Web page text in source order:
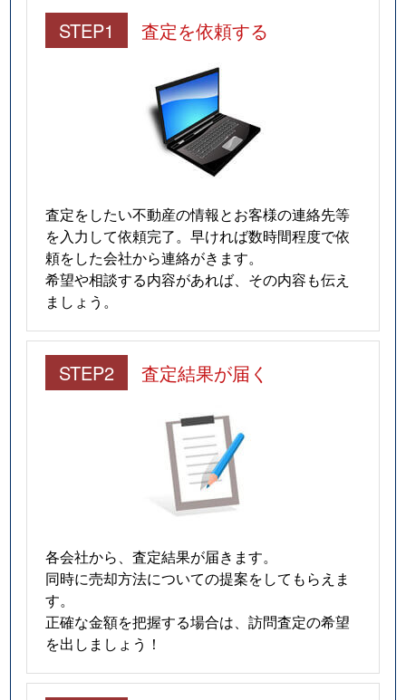
STEP1 査定を依頼する
査定をしたい不動産の情報とお客様の連絡先等
を入力して依頼完了。早ければ数時間程度で依
頼をした会社から連絡がきます。
希望や相談する内容があれば、その内容も伝え
ましょう。
STEP2 査定結果が届く
各会社から、査定結果が届きます。
同時に売却方法についての提案をしてもらえま
す。
正確な金額を把握する場合は、訪問査定の希望
を出しましょう！